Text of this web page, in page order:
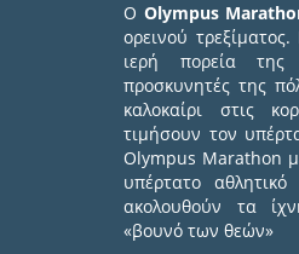
Ο Olympus
ορεινού
ιερή πορεία της
προσκυνητές της
καλοκαίρι στις
τιμήσουν τον
Olympus Marathon
υπέρτατο
ακολουθούν τα
«βουνό των θεών»